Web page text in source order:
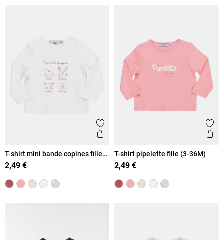
Ajouter aux favoris
Aperçu rapide
T-shirt mini bande copines fille
(3-36M)
2,49 €
T-shirt pipelette fille (3-36M)
2,49 €